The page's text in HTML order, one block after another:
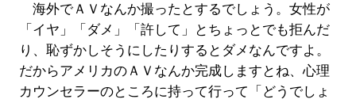
海外でＡＶなんか撮ったとするでしょう。女性が
「イヤ」「ダメ」「許して」とちょっとでも拒んだ
り、恥ずかしそうにしたりするとダメなんですよ。
だからアメリカのＡＶなんか完成しますとね、心理
カウンセラーのところに持って行って「どうでしょ